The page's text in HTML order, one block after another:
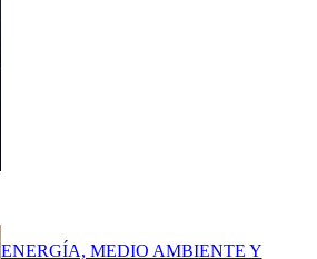
ENERGÍA, MEDIO AMBIENTE Y